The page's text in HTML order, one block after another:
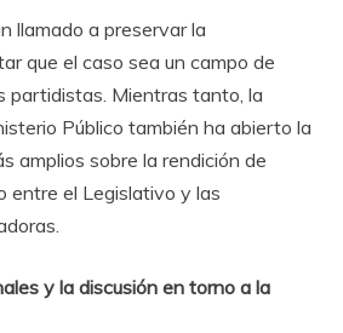
llamado a preservar la
que el caso sea un campo de
partidistas. Mientras tanto, la
Público también ha abierto la
amplios sobre la rendición de
entre el Legislativo y las
y la discusión en torno a la